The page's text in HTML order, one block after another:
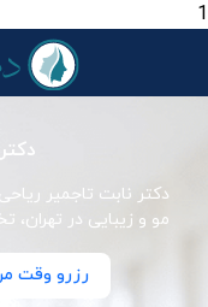
1
دکتر نابت تاجمیر
مو و زیبایی در
رزرو وقت